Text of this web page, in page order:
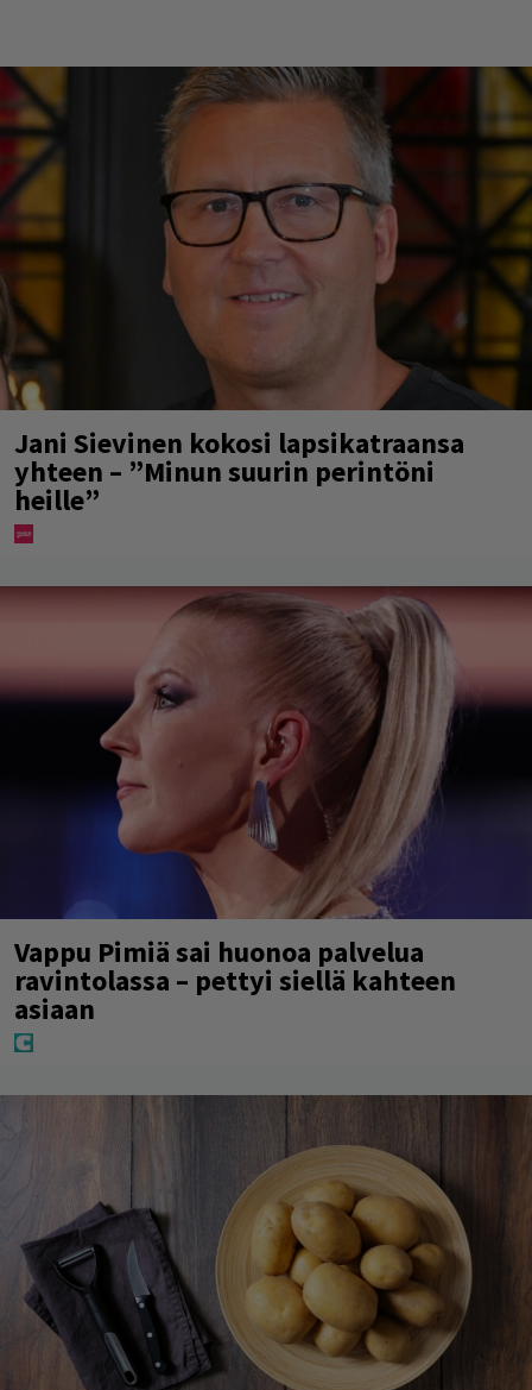
Jani Sievinen kokosi lapsikatraansa
yhteen – ”Minun suurin perintöni
heille”
Vappu Pimiä sai huonoa palvelua
ravintolassa – pettyi siellä kahteen
asiaan